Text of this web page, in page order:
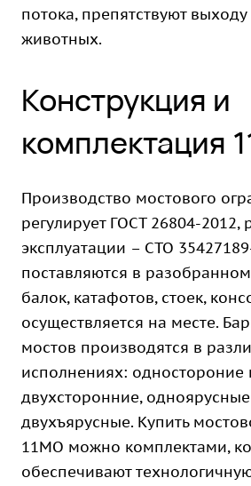
потока, препятствуют
животных.
Конструкция и
комплектация
Производство мостового
регулирует ГОСТ 26804-2012,
эксплуатации – СТО
поставляются в
балок, катафотов, стоек,
осуществляется на месте.
мостов производятся в
исполнениях: одностороние
двухсторонние,
двухъярусные. Купить
11МО можно комплектами,
обеспечивают